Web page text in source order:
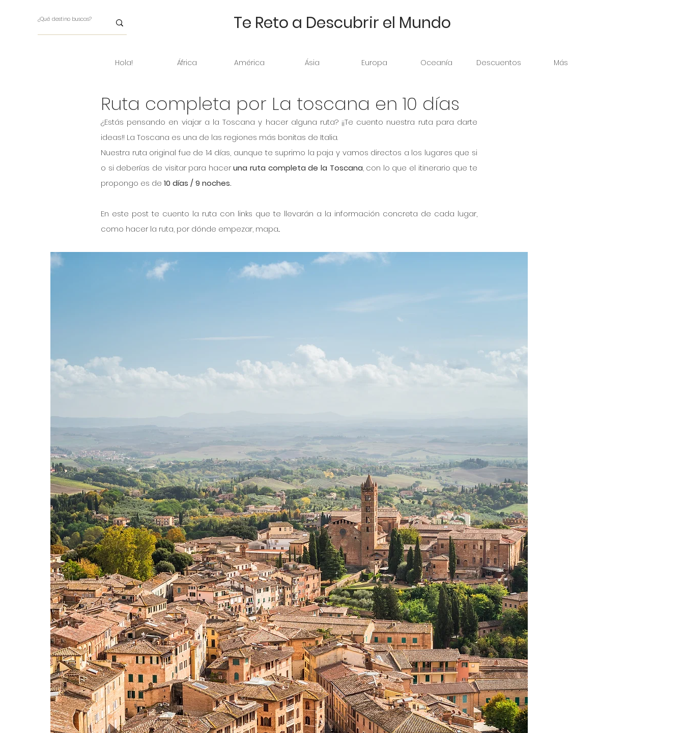
Te Reto a Descubrir el Mundo
Hola! África América Ásia Europa Oceanía Descuentos Más
Ruta completa por La toscana en 10 días
¿Estás pensando en viajar a la Toscana y hacer alguna ruta? ¡¡Te cuento nuestra ruta para darte
ideas!! La Toscana es una de las regiones más bonitas de Italia.
Nuestra ruta original fue de 14 días, aunque te suprimo la paja y vamos directos a los lugares que si
o si deberías de visitar para hacer una ruta completa de la Toscana, con lo que el itinerario que te
propongo es de 10 días / 9 noches.
En este post te cuento la ruta con links que te llevarán a la información concreta de cada lugar,
como hacer la ruta, por dónde empezar, mapa...